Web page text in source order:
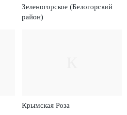
Зеленогорское (Белогорский
район)
Крымская Роза